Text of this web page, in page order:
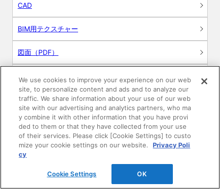
CAD
BIM用テクスチャー
図面（PDF）
申請関係認定書類
施工・取扱説明書
動画
シミュレーションツール
24時間換気システム〈エアスマート〉
簡易設計見積ソフト
We use cookies to improve your experience on our web
site, to personalize content and ads and to analyze our
traffic. We share information about your use of our web
site with our advertising and analytics partners, who ma
y combine it with other information that you have provi
ded to them or that they have collected from your use
of their services. Please click [Cookie Settings] to custo
mize your cookie settings on our website.
Privacy Poli
cy
Cookie Settings OK